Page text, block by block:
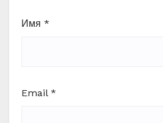
Имя *
Email *